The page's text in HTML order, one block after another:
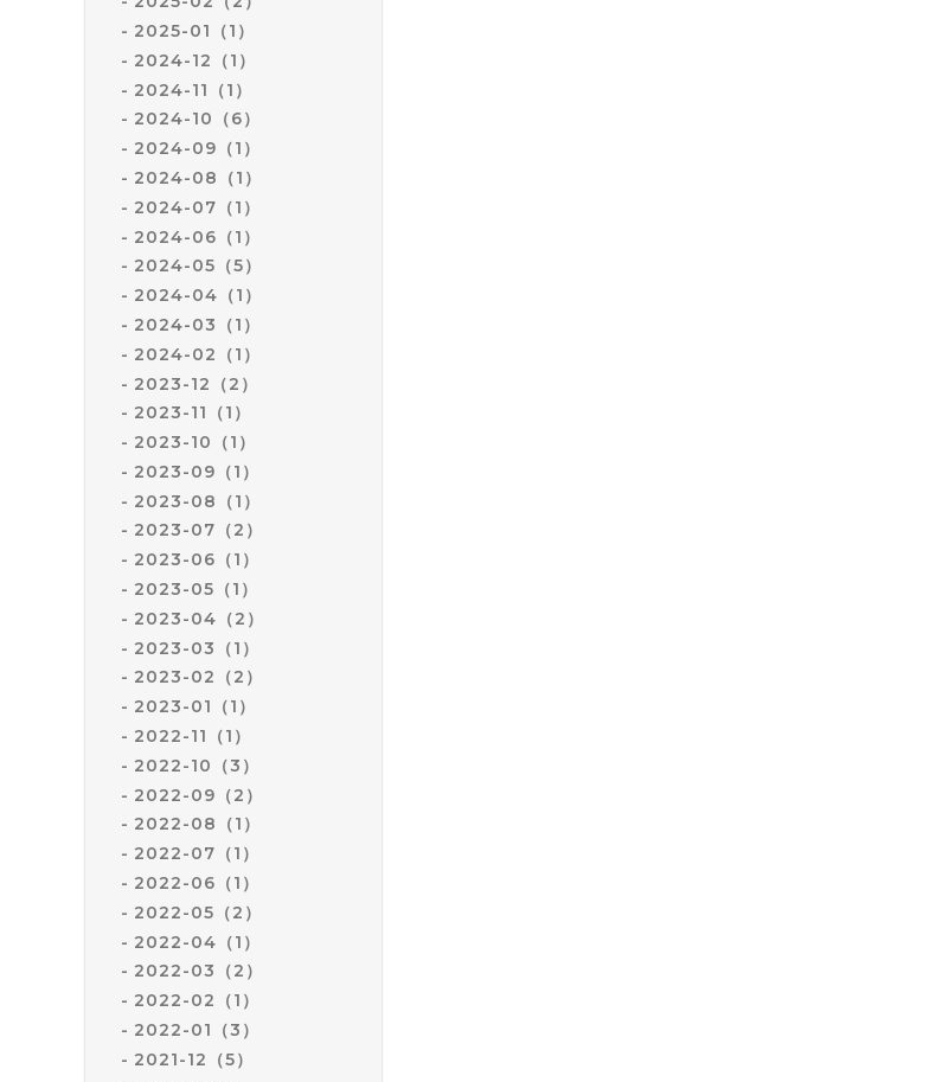
2025-01（1）
2024-12（1）
2024-11（1）
2024-10（6）
2024-09（1）
2024-08（1）
2024-07（1）
2024-06（1）
2024-05（5）
2024-04（1）
2024-03（1）
2024-02（1）
2023-12（2）
2023-11（1）
2023-10（1）
2023-09（1）
2023-08（1）
2023-07（2）
2023-06（1）
2023-05（1）
2023-04（2）
2023-03（1）
2023-02（2）
2023-01（1）
2022-11（1）
2022-10（3）
2022-09（2）
2022-08（1）
2022-07（1）
2022-06（1）
2022-05（2）
2022-04（1）
2022-03（2）
2022-02（1）
2022-01（3）
2021-12（5）